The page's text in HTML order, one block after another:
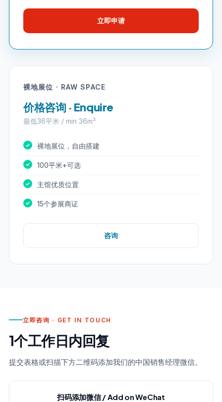
立即申请
裸地展位 · RAW SPACE
价格咨询 · Enquire
最低36平米 / min 36m²
裸地展位，自由搭建
100平米+可选
主馆优质位置
15个参展商证
咨询
立即咨询 · GET IN TOUCH
1个工作日内回复
提交表格或扫描下方二维码添加我们的中国销售经理微信。
扫码添加微信 / Add on WeChat